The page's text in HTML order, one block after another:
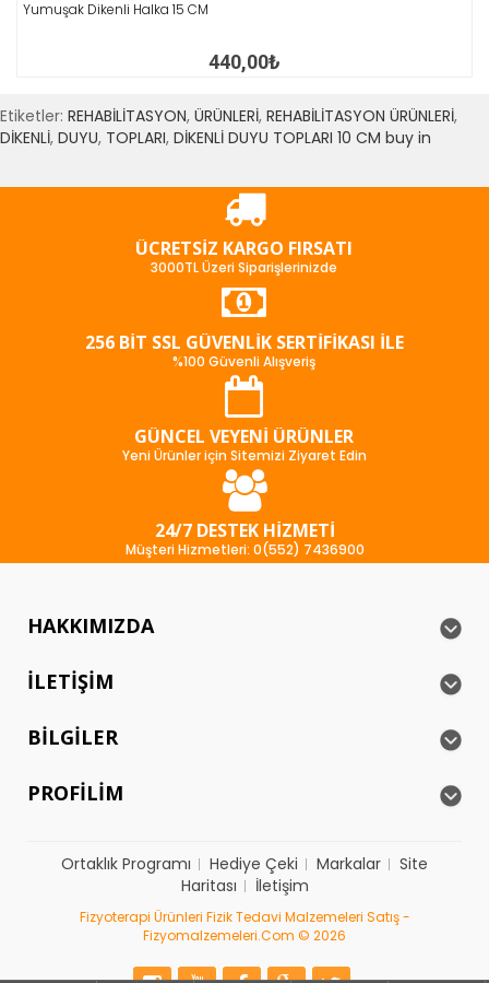
Yumuşak Dikenli Halka 15 CM
440,00₺
Etiketler: REHABİLİTASYON, ÜRÜNLERİ, REHABİLİTASYON ÜRÜNLERİ,
DİKENLİ, DUYU, TOPLARI, DİKENLİ DUYU TOPLARI 10 CM buy in
ÜCRETSIZ KARGO FIRSATI
3000TL Üzeri Siparişlerinizde
256 BIT SSL GÜVENLIK SERTIFIKASI İLE
%100 Güvenli Alışveriş
GÜNCEL VEYENI ÜRÜNLER
Yeni Ürünler için Sitemizi Ziyaret Edin
24/7 DESTEK HIZMETI
Müşteri Hizmetleri: 0(552) 7436900
HAKKIMIZDA
İLETIŞIM
BILGILER
PROFILIM
Ortaklık Programı Hediye Çeki Markalar
Site
Haritası
İletişim
Fizyoterapi Ürünleri Fizik Tedavi Malzemeleri Satış -
Fizyomalzemeleri.com © 2026